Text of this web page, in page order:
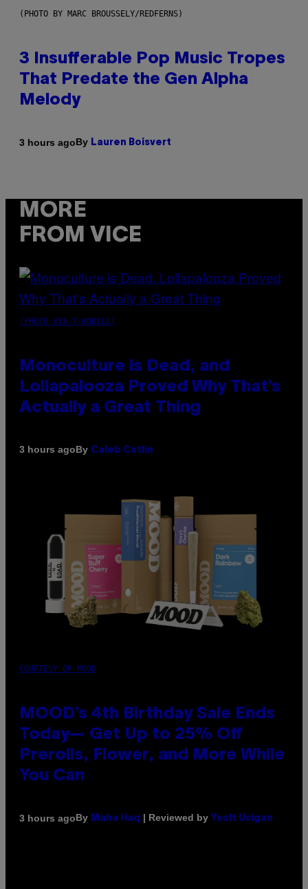
(PHOTO BY MARC BROUSSELY/REDFERNS)
3 Insufferable Pop Music Tropes
That Predate the Gen Alpha
Melody
3 hours agoBy Lauren Boisvert
MORE
FROM VICE
(PHOTO VIA T-MOBILE)
Monoculture is Dead, and
Lollapalooza Proved Why That’s
Actually a Great Thing
3 hours agoBy Caleb Catlin
COURTESY OF MOOD
MOOD’s 4th Birthday Sale Ends
Today— Get Up to 25% Off
Prerolls, Flower, and More While
You Can
3 hours agoBy Maha Haq | Reviewed by Ysolt Usigan